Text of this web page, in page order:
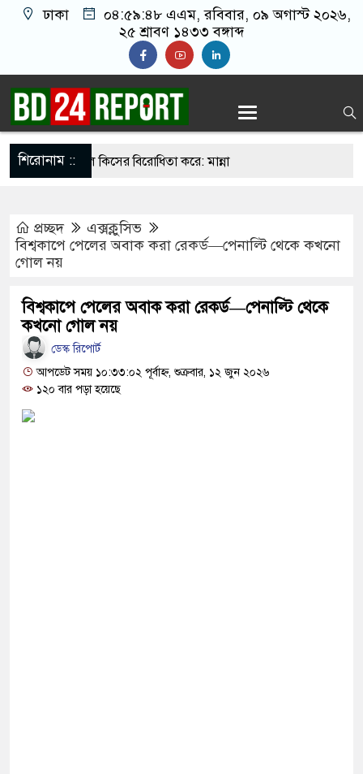
ঢাকা ০৪:৫৯:৪৯ এএম, রবিবার, ০৯ অগাস্ট ২০২৬,
২৫ শ্রাবণ ১৪৩৩ বঙ্গাব্দ
শিরোনাম ::
বিরোধী দল কিসের বিরোধিতা করে: মান্না
প্রধানমন্ত্রী তারেক রহমান
জুলাইয়ের শহীদ ও আহত পরিবারের ১০ সদস্য
কেলেঙ্কারি নিয়ে মুখ খুললেন ইনফান্তিনো
ভাঙ্গার ৫ ভবিষ্যদ্বাণী, মিলে গেছে ২টি
ফল প্রকাশ কাল, দেখবেন যেভাবে
পথে প্রধানমন্ত্রী
প্রচ্ছদ
এক্সক্লুসিভ
বিশ্বকাপে পেলের অবাক করা রেকর্ড—পেনাল্টি থেকে কখনো
গোল নয়
বিশ্বকাপে পেলের অবাক করা রেকর্ড—পেনাল্টি থেকে
কখনো গোল নয়
ডেস্ক রিপোর্ট
আপডেট সময় ১০:৩৩:০২ পূর্বাহ্ন, শুক্রবার, ১২ জুন ২০২৬
১২০ বার পড়া হয়েছে